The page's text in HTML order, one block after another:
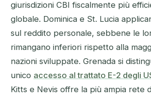
giurisdizioni CBI fiscalmente più
globale. Dominica e St. Lucia
sul reddito personale, sebbene le
rimangano inferiori rispetto alla
nazioni sviluppate. Grenada si
unico accesso al trattato E-2 degli
Kitts e Nevis offre la più ampia rete